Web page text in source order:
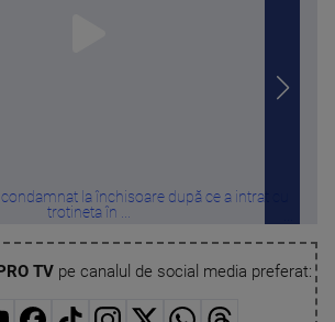
condamnat la închisoare după ce a intrat cu
trotineta în ...
TVpe canalul de social media preferat: